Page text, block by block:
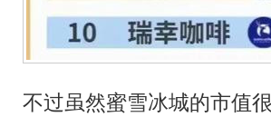
不过虽然蜜雪冰城的市值